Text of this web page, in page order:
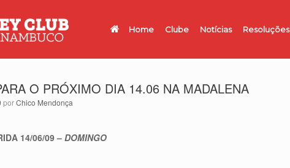
Home Clube Notícias Resoluções
O PRÓXIMO DIA 14.06 NA MADALENA
porChico Mendonça
14/06/09 –DOMINGO